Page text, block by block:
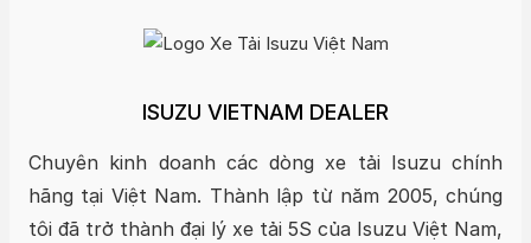
ISUZU VIETNAM DEALER
Chuyên kinh doanh các dòng xe tải Isuzu chính
hãng tại Việt Nam. Thành lập từ năm 2005, chúng
tôi đã trở thành đại lý xe tải 5S của Isuzu Việt Nam,